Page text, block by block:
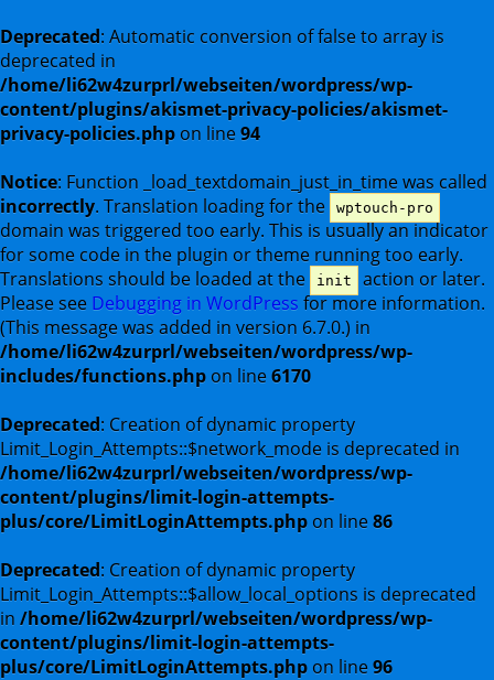
Deprecated: Automatic conversion of false to array is
deprecated in
/home/li62w4zurprl/webseiten/wordpress/wp-
content/plugins/akismet-privacy-policies/akismet-
privacy-policies.php on line94
Notice: Function _load_textdomain_just_in_time was called
incorrectly. Translation loading for the wptouch-pro
domain was triggered too early. This is usually an indicator
for some code in the plugin or theme running too early.
Translations should be loaded at the
init
action or later.
Please see Debugging in WordPress for more information.
(This message was added in version 6.7.0.) in
/home/li62w4zurprl/webseiten/wordpress/wp-
includes/functions.php on line6170
Deprecated: Creation of dynamic property
Limit_Login_Attempts::$network_mode is deprecated in
/home/li62w4zurprl/webseiten/wordpress/wp-
content/plugins/limit-login-attempts-
plus/core/LimitLoginAttempts.php on line86
Deprecated: Creation of dynamic property
Limit_Login_Attempts::$allow_local_options is deprecated
in /home/li62w4zurprl/webseiten/wordpress/wp-
content/plugins/limit-login-attempts-
plus/core/LimitLoginAttempts.php on line96